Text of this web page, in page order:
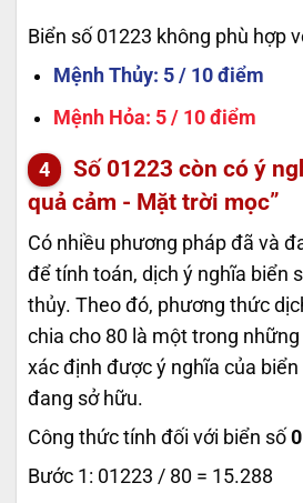
Biển số 01223 không phù hợp
Mệnh Thủy: 5 / 10 điểm
Mệnh Hỏa: 5 / 10 điểm
Số 01223 còn có ý
quả cảm - Mặt trời mọc”
Có nhiều phương pháp đã và
để tính toán, dịch ý nghĩa biển
thủy. Theo đó, phương thức
chia cho 80 là một trong
xác định được ý nghĩa của
đang sở hữu.
Công thức tính đối với biển số
Bước 1: 01223 / 80 = 15.288